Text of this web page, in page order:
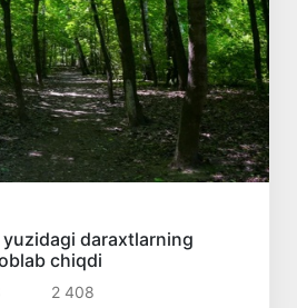
yuzidagi daraxtlarning
chiqdi
2 408